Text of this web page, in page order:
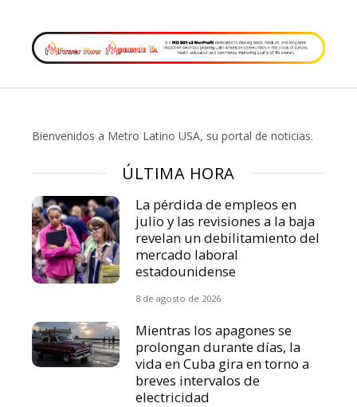
Bienvenidos a Metro Latino USA, su portal de noticias.
ÚLTIMA HORA
La pérdida de empleos en
julio y las revisiones a la baja
revelan un debilitamiento del
mercado laboral
estadounidense
8 de agosto de 2026
Mientras los apagones se
prolongan durante días, la
vida en Cuba gira en torno a
breves intervalos de
electricidad